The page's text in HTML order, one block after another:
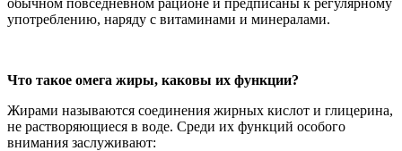
употреблению, наряду с витаминами и минералами.
Что такое омега жиры, каковы их функции?
Жирами называются соединения жирных кислот и глицерина,
не растворяющиеся в воде. Среди их функций особого
внимания заслуживают: